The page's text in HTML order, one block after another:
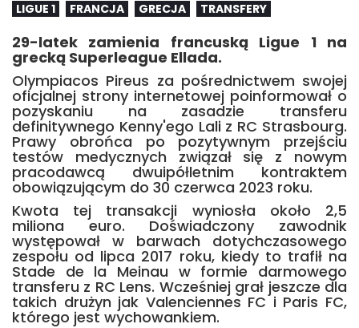
LIGUE 1
FRANCJA GRECJA TRANSFERY
29-latek zamienia francuską Ligue 1 na
grecką Superleague Ellada.
Olympiacos Pireus za pośrednictwem swojej
oficjalnej strony internetowej poinformował o
pozyskaniu na zasadzie transferu
definitywnego Kenny'ego Lali z RC Strasbourg.
Prawy obrońca po pozytywnym przejściu
testów medycznych związał się z nowym
pracodawcą dwuipółletnim kontraktem
obowiązującym do 30 czerwca 2023 roku.
Kwota tej transakcji wyniosła około 2,5
miliona euro. Doświadczony zawodnik
występował w barwach dotychczasowego
zespołu od lipca 2017 roku, kiedy to trafił na
Stade de la Meinau w formie darmowego
transferu z RC Lens. Wcześniej grał jeszcze dla
takich drużyn jak Valenciennes FC i Paris FC,
którego jest wychowankiem.